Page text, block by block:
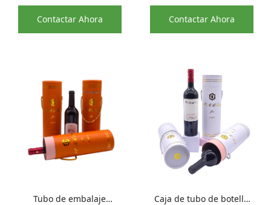
vino redondo del bote de
sellado caliente con plata
de la tapa de la lata del
Contactar Ahora
de vino del vidrio del
tubo de la cartulina del
cilindro que empaqueta
whisky
Contactar Ahora
Tubo de embalaje
Caja de tubo de botella